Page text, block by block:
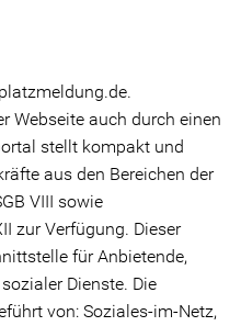
Webseite auch durch einen
stellt kompakt und
aus den Bereichen der
VIII sowie
zur Verfügung. Dieser
für Anbietende,
Dienste. Die
von: Soziales-im-Netz,